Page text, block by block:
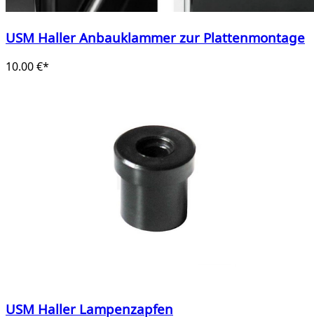
USM Haller Anbauklammer zur Plattenmontage
10.00 €*
USM Haller Lampenzapfen